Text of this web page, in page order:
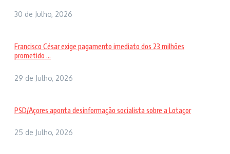
30 de Julho, 2026
Francisco César exige pagamento imediato dos 23 milhões
prometido ...
29 de Julho, 2026
PSD/Açores aponta desinformação socialista sobre a Lotaçor
25 de Julho, 2026